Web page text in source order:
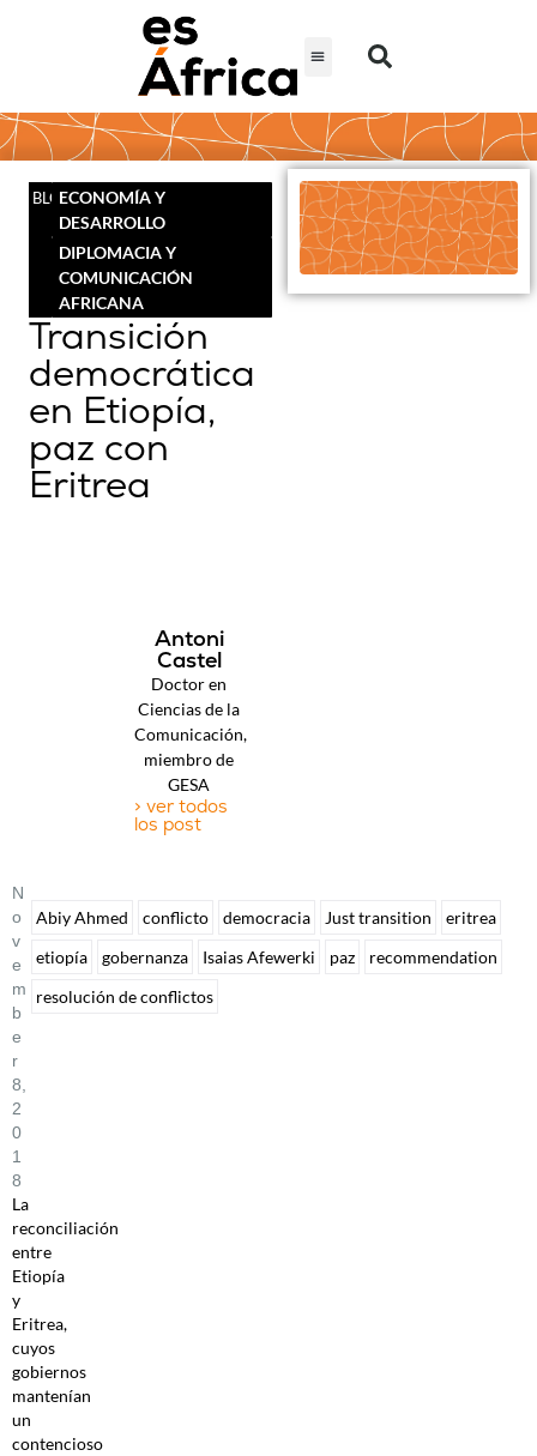
BLOGECONOMÍA Y
DESARROLLO
DIPLOMACIA Y
COMUNICACIÓN
AFRICANA
Transición
democrática
en Etiopía,
paz con
Eritrea
Antoni
Castel
Doctor en
Ciencias de la
Comunicación,
miembro de
GESA
> ver todos
los post
N
O
V
E
M
B
E
R
8,
2
0
1
8
La
reconciliación
entre
Etiopía
y
Eritrea,
cuyos
gobiernos
mantenían
un
contencioso
Abiy Ahmed conflicto democracia Just transition
eritrea
etiopía
gobernanza Isaias Afewerki paz
recommendation
resolución de conflictos